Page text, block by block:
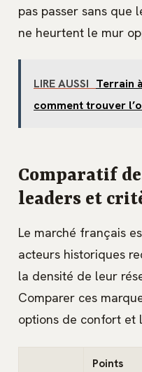
pas passer sans que
ne heurtent le mur
LIRE AUSSI Terrain
comment trouver
Comparatif
leaders et
Le marché français
acteurs historiques
la densité de leur
Comparer ces
options de confort et
Points